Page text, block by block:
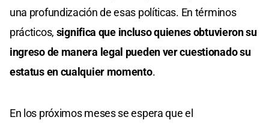
una profundización de esas políticas. En términos
prácticos, significa que incluso quienes obtuvieron su
ingreso de manera legal pueden ver cuestionado su
estatus en cualquier momento.
En los próximos meses se espera que el